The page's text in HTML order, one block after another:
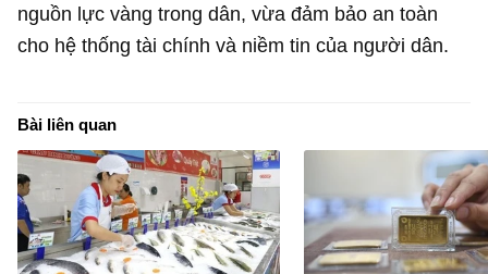
nguồn lực vàng trong dân, vừa đảm bảo an toàn
cho hệ thống tài chính và niềm tin của người dân.
Bài liên quan